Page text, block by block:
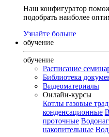
Наш конфигуратор
подобрать наиболее
Узнайте больше
обучение
обучение
Расписание
Библиотека
Видеоматериалы
Онлайн-курсы
Котлы газовые
конденсационные
проточные
накопительные